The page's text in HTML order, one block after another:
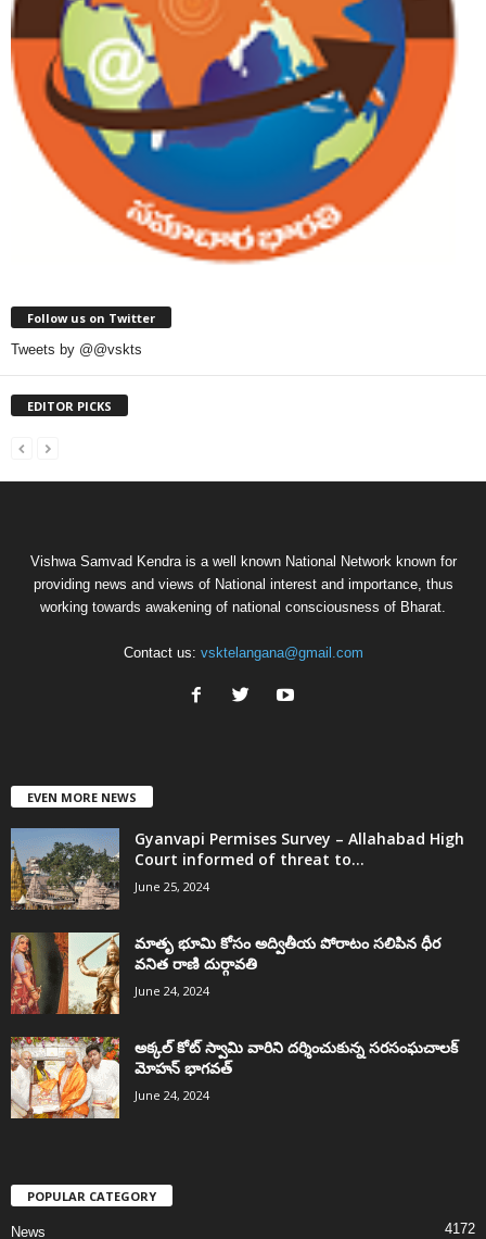
Follow us on Twitter
Tweets by @@vskts
EDITOR PICKS
Vishwa Samvad Kendra is a well known National Network known for
providing news and views of National interest and importance, thus
working towards awakening of national consciousness of Bharat.
Contact us: vsktelangana@gmail.com
EVEN MORE NEWS
Gyanvapi Permises Survey – Allahabad High
Court informed of threat to...
June 25, 2024
మాతృ భూమి కోసం అద్వితీయ పోరాటం సలిపిన ధీర
వనిత రాణి దుర్గావతి
June 24, 2024
అక్కల్‌ కోట్‌ స్వామి వారిని దర్శించుకున్న సరసంఘచాలక్
మోహన్ భాగవత్
June 24, 2024
POPULAR CATEGORY
News 4172